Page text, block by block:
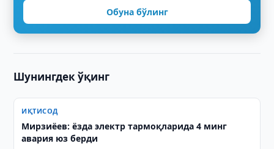
Обуна бўлинг
Шунингдек ўқинг
ИҚТИСОД
Мирзиёев: ёзда электр тармоқларида 4 минг
авария юз берди